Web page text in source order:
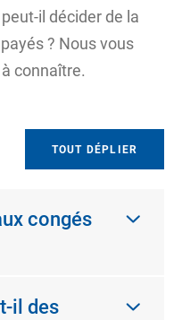
il décider de la
? Nous vous
connaître.
TOUT DÉPLIER
congés
il des